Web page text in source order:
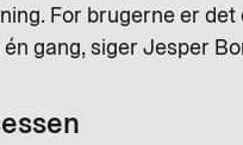
For brugerne er
gang, siger Jesper